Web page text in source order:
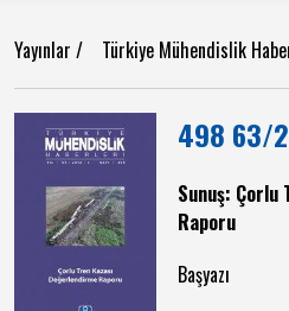
Yayınlar / Türkiye Mühendislik
498 63/
Sunuş: Çorlu
Raporu
Başyazı